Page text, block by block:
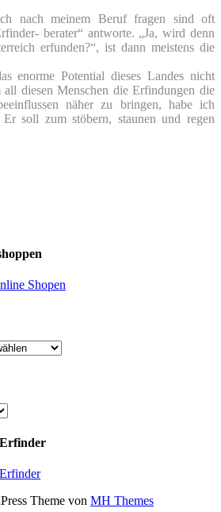
nach meinem Beruf fragen sind oft
berater“ antworte. „Ja, wird denn
erfunden?“, ist dann meistens die
enorme Potential dieses Landes nicht
diesen Menschen die Erfindungen die
näher zu bringen, habe ich
soll zum stöbern, staunen und regen
Theme von MH Themes